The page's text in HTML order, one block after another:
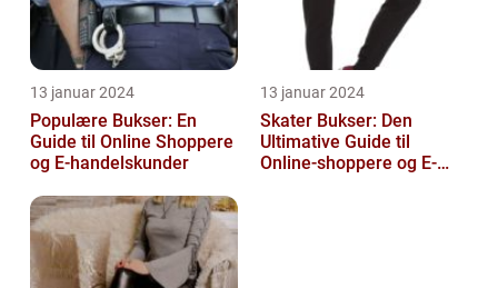
13 januar 2024
Populære Bukser: En
Guide til Online Shoppere
og E-handelskunder
13 januar 2024
Skater Bukser: Den
Ultimative Guide til
Online-shoppere og E-